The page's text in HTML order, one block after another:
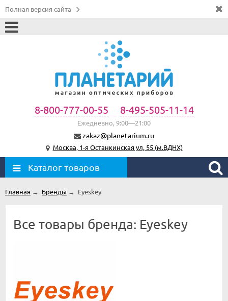
Полная версия сайта
8-800-777-00-55 8-495-505-11-14
Ежедневно, 9:00—21:00
zakaz@planetarium.ru
Москва, 1-я Останкинская ул, 55 (м.ВДНХ)
Каталог товаров
Главная → Бренды → Eyeskey
Все товары бренда: Eyeskey